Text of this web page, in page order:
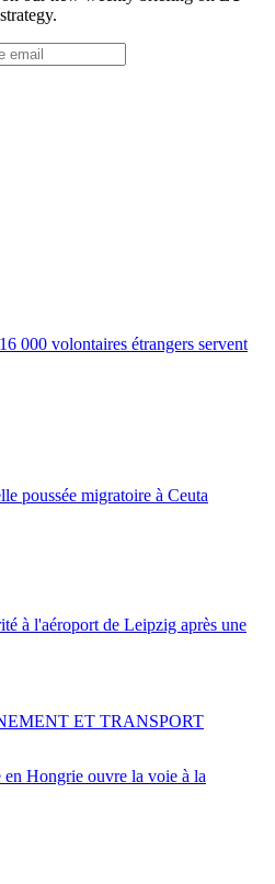
000 volontaires étrangers servent
poussée migratoire à Ceuta
à l'aéroport de Leipzig après une
Hongrie ouvre la voie à la
ET TRANSPORT